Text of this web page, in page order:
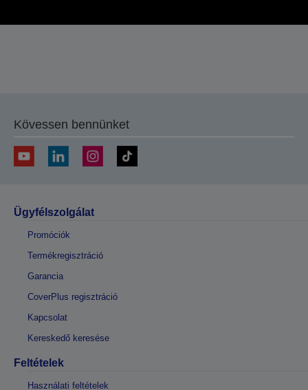
Kövessen bennünket
Ügyfélszolgálat
Promóciók
Termékregisztráció
Garancia
CoverPlus regisztráció
Kapcsolat
Kereskedő keresése
Feltételek
Használati feltételek